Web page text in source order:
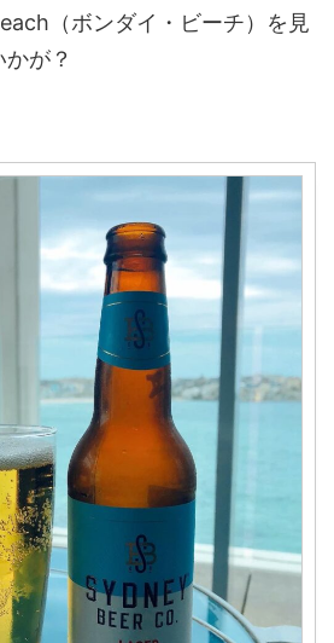
（ボンダイ・ビーチ）を見
が？